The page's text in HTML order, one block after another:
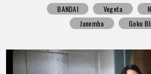
BANDAI Vegeta
Janemba
Goku